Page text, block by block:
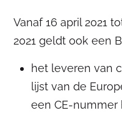
Vanaf 16 april 2021
2021 geldt ook een
het leveren van
lijst van de
een CE-nummer